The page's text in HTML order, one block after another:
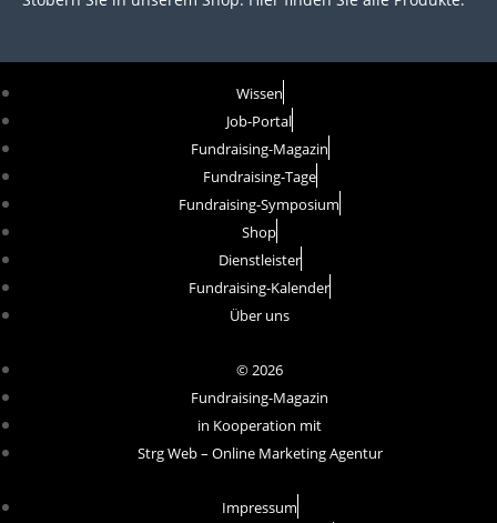
Wissen
Job-Portal
Fundraising-Magazin
Fundraising-Tage
Fundraising-Symposium
Shop
Dienstleister
Fundraising-Kalender
Über uns
© 2026
Fundraising-Magazin
in Kooperation mit
Strg Web – Online Marketing Agentur
Impressum